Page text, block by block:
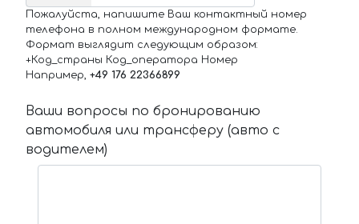
Пожалуйста, напишите Ваш контактный номер
телефона в полном международном формате.
Формат выглядит следующим образом:
+Код_страны Код_оператора Номер
Например, +49 176 22366899
Ваши вопросы по бронированию
автомобиля или трансферу (авто с
водителем)